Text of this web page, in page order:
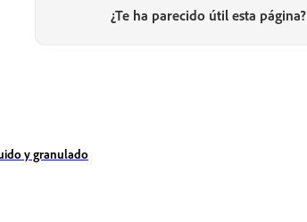
¿Te ha parecido útil esta página?
y granulado